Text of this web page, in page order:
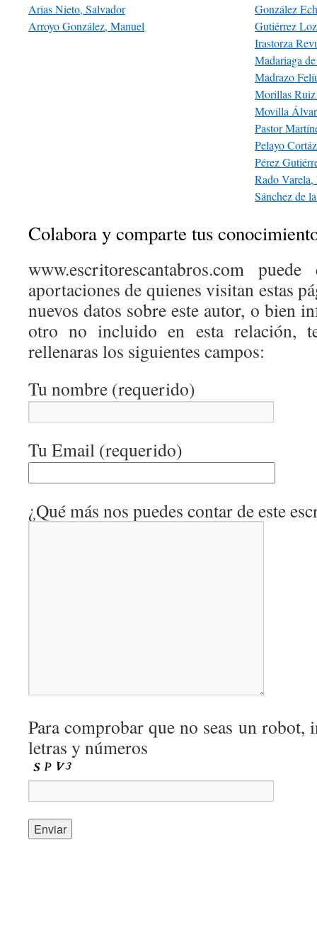
Arias Nieto, Salvador
Arroyo González, Manuel
González
Gutiérrez
Irastorza
Madariaga
Madrazo
Morillas
Movilla
Pastor
Pelayo
Pérez
Rado Varela,
Sánchez de
Colabora y comparte tus
www.escritorescantabros.com
aportaciones de quienes visitan estas
nuevos datos sobre este autor, o bien
otro no incluido en esta relación,
rellenaras los siguientes campos:
Tu nombre (requerido)
Tu Email (requerido)
¿Qué más nos puedes contar de este
Para comprobar que no seas un robot,
letras y números